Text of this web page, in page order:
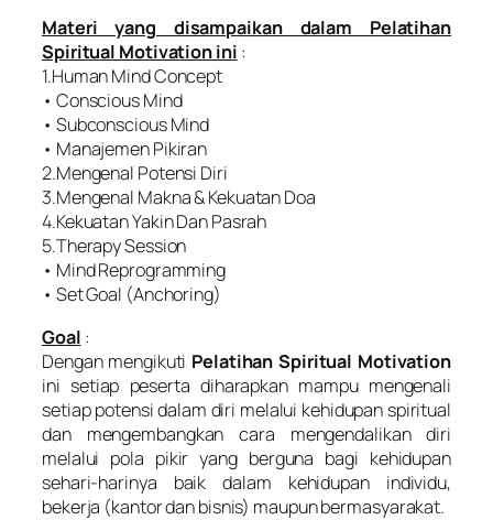
Materi yang disampaikan dalam Pelatihan
Spiritual Motivation ini :
1.Human Mind Concept
• Conscious Mind
• Subconscious Mind
• Manajemen Pikiran
2.Mengenal Potensi Diri
3.Mengenal Makna & Kekuatan Doa
4.Kekuatan Yakin Dan Pasrah
5.Therapy Session
• Mind Reprogramming
• Set Goal (Anchoring)
Goal :
Dengan mengikuti Pelatihan Spiritual Motivation
ini setiap peserta diharapkan mampu mengenali
setiap potensi dalam diri melalui kehidupan spiritual
dan mengembangkan cara mengendalikan diri
melalui pola pikir yang berguna bagi kehidupan
sehari-harinya baik dalam kehidupan individu,
bekerja (kantor dan bisnis) maupun bermasyarakat.